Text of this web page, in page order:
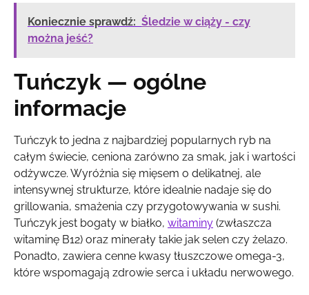
Koniecznie sprawdź: Śledzie w ciąży - czy
można jeść?
Tuńczyk — ogólne
informacje
Tuńczyk to jedna z najbardziej popularnych ryb na
całym świecie, ceniona zarówno za smak, jak i wartości
odżywcze. Wyróżnia się mięsem o delikatnej, ale
intensywnej strukturze, które idealnie nadaje się do
grillowania, smażenia czy przygotowywania w sushi.
Tuńczyk jest bogaty w białko, witaminy (zwłaszcza
witaminę B12) oraz minerały takie jak selen czy żelazo.
Ponadto, zawiera cenne kwasy tłuszczowe omega-3,
które wspomagają zdrowie serca i układu nerwowego.